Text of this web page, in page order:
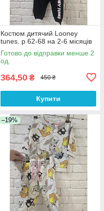
Костюм дитячий Looney
tunes. р 62-68 на 2-6 місяців
Готово до відправки менше 2
од.
364,50 ₴ 450 ₴
Купити
–19%